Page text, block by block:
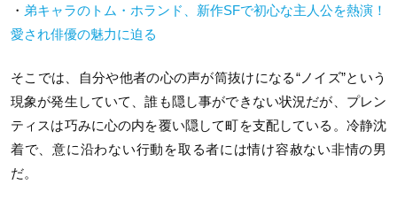
・ 弟キャラのトム・ホランド、新作SFで初心な主人公を熱演！
愛され俳優の魅力に迫る
そこでは、自分や他者の心の声が筒抜けになる“ノイズ”という
現象が発生していて、誰も隠し事ができない状況だが、プレン
ティスは巧みに心の内を覆い隠して町を支配している。冷静沈
着で、意に沿わない行動を取る者には情け容赦ない非情の男
だ。